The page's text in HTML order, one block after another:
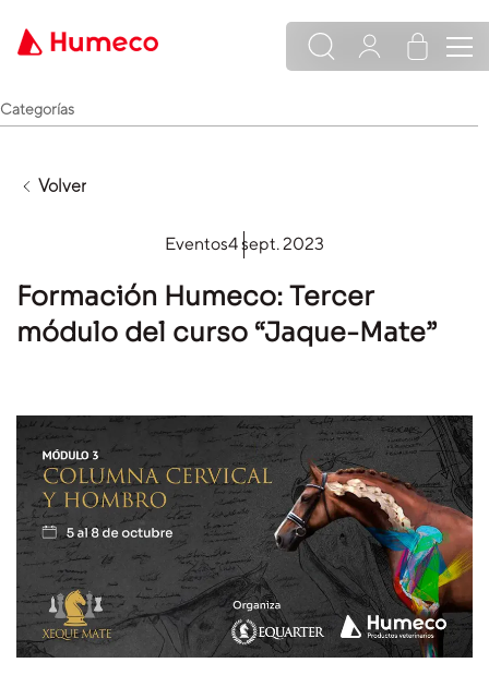
Categorías
Volver
Eventos4 sept. 2023
Formación Humeco: Tercer
módulo del curso “Jaque-Mate”